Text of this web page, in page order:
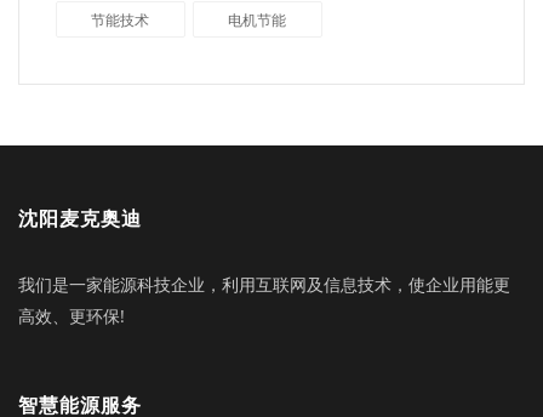
节能技术 电机节能
沈阳麦克奥迪
我们是一家能源科技企业，利用互联网及信息技术，使企业用能更
高效、更环保!
智慧能源服务